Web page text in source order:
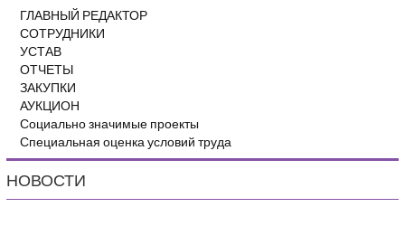
ГЛАВНЫЙ РЕДАКТОР
СОТРУДНИКИ
УСТАВ
ОТЧЕТЫ
ЗАКУПКИ
АУКЦИОН
Социально значимые проекты
Специальная оценка условий труда
НОВОСТИ